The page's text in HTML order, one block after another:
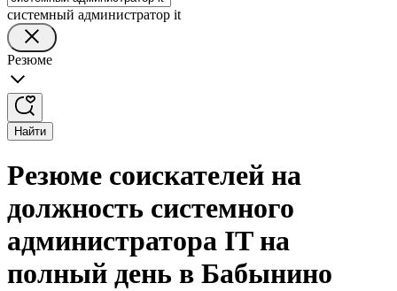
системный администратор it
Резюме
Найти
Резюме соискателей на
должность системного
администратора IT на
полный день в Бабынино